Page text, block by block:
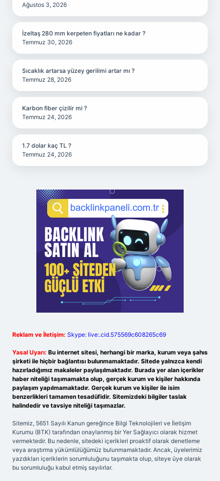
Ağustos 3, 2026
İzeltaş 280 mm kerpeten fiyatları ne kadar ?
Temmuz 30, 2026
Sıcaklık artarsa yüzey gerilimi artar mı ?
Temmuz 28, 2026
Karbon fiber çizilir mi ?
Temmuz 24, 2026
1.7 dolar kaç TL ?
Temmuz 24, 2026
Reklam ve İletişim: Skype: live:.cid.575569c608265c69
Yasal Uyarı: Bu internet sitesi, herhangi bir marka, kurum veya şahıs
şirketi ile hiçbir bağlantısı bulunmamaktadır. Sitede yalnızca kendi
hazırladığımız makaleler paylaşılmaktadır. Burada yer alan içerikler
haber niteliği taşımamakta olup, gerçek kurum ve kişiler hakkında
paylaşım yapılmamaktadır. Gerçek kurum ve kişiler ile isim
benzerlikleri tamamen tesadüfidir. Sitemizdeki bilgiler taslak
halindedir ve tavsiye niteliği taşımazlar.
Sitemiz, 5651 Sayılı Kanun gereğince Bilgi Teknolojileri ve İletişim
Kurumu (BTK) tarafından onaylanmış bir Yer Sağlayıcı olarak hizmet
vermektedir. Bu nedenle, sitedeki içerikleri proaktif olarak denetleme
veya araştırma yükümlülüğümüz bulunmamaktadır. Ancak, üyelerimiz
yazdıkları içeriklerin sorumluluğunu taşımakta olup, siteye üye olarak
bu sorumluluğu kabul etmiş sayılırlar.